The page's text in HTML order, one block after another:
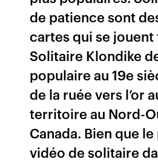
de patience sont
cartes qui se jouent
Solitaire Klondike
populaire au 19e
de la ruée vers l’or
territoire au Nord-
Canada. Bien que
vidéo de solitaire